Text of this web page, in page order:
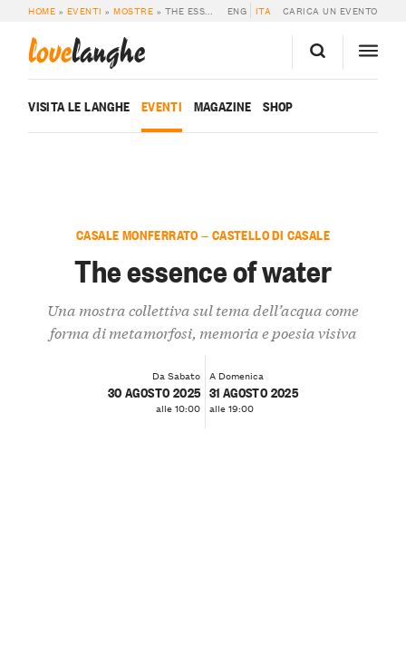
HOME » EVENTI »MOSTRE » THE ESSENCE OF WATER ENG ITA CARICA UN EVENTO
lovelanghe
VISITA LE LANGHE EVENTI MAGAZINE SHOP
CASALE MONFERRATO — CASTELLO DI CASALE
The essence of water
Una mostra collettiva sul tema dell’acqua come
forma di metamorfosi, memoria e poesia visiva
Da Sabato
30 AGOSTO 2025
alle 10:00
A Domenica
31 AGOSTO 2025
alle 19:00